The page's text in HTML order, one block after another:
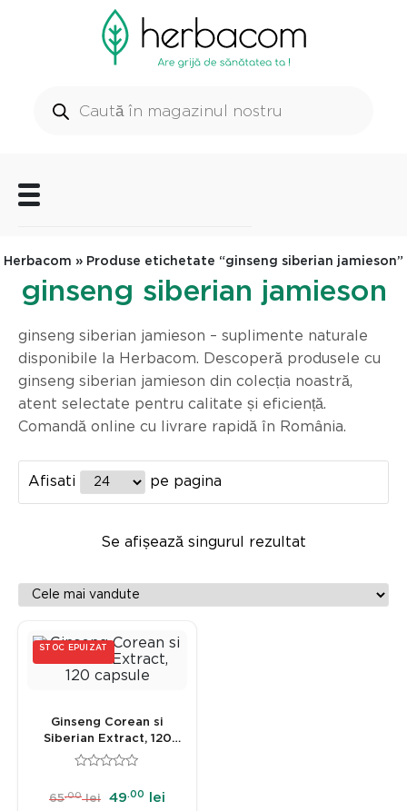
Herbacom » Produse etichetate “ginseng siberian jamieson”
ginseng siberian jamieson
ginseng siberian jamieson – suplimente naturale
disponibile la Herbacom. Descoperă produsele cu
ginseng siberian jamieson din colecția noastră,
atent selectate pentru calitate și eficiență.
Comandă online cu livrare rapidă în România.
Afisati pe pagina
Se afișează singurul rezultat
STOC EPUIZAT
Ginseng Corean si
Siberian Extract, 120
capsule
65.00 lei 49 .00 lei